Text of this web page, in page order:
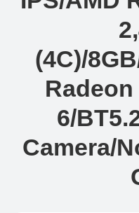
(4C)/
Radeon
6/
Camera/